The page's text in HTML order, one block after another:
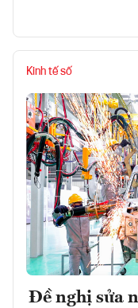
Kinh tế số
Đề nghị sửa